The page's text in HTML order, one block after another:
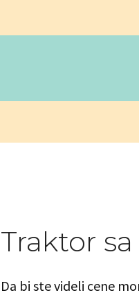
Traktor
Da bi ste videli cene